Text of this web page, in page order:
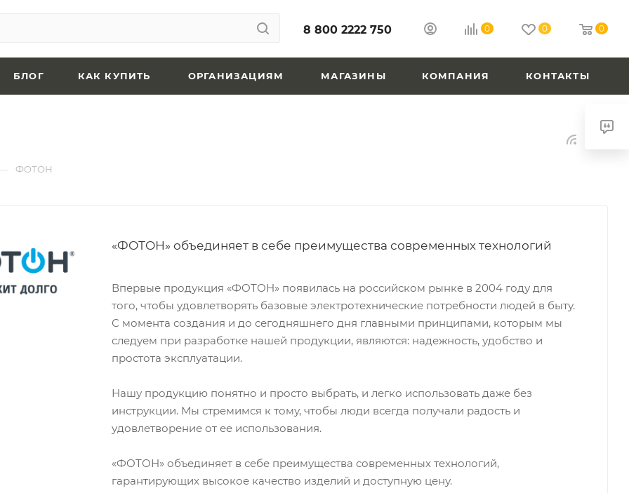
8 800 2222 750 0 0 0
БЛОГ КАК КУПИТЬ ОРГАНИЗАЦИЯМ МАГАЗИНЫ КОМПАНИЯ КОНТАКТЫ
ФОТОН
«ФОТОН» объединяет в себе преимущества современных технологий
Впервые продукция «ФОТОН» появилась на российском рынке в 2004 году для
того, чтобы удовлетворять базовые электротехнические потребности людей в быту.
С момента создания и до сегодняшнего дня главными принципами, которым мы
следуем при разработке нашей продукции, являются: надежность, удобство и
простота эксплуатации.
Нашу продукцию понятно и просто выбрать, и легко использовать даже без
инструкции. Мы стремимся к тому, чтобы люди всегда получали радость и
удовлетворение от ее использования.
«ФОТОН» объединяет в себе преимущества современных технологий,
гарантирующих высокое качество изделий и доступную цену.